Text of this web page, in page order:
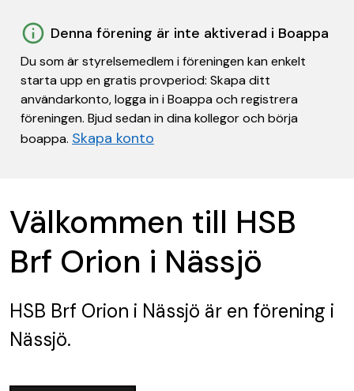
Denna förening är inte aktiverad i Boappa
Du som är styrelsemedlem i föreningen kan enkelt
starta upp en gratis provperiod: Skapa ditt
användarkonto, logga in i Boappa och registrera
föreningen. Bjud sedan in dina kollegor och börja
boappa. Skapa konto
Välkommen till HSB
Brf Orion i Nässjö
HSB Brf Orion i Nässjö är en förening i
Nässjö.